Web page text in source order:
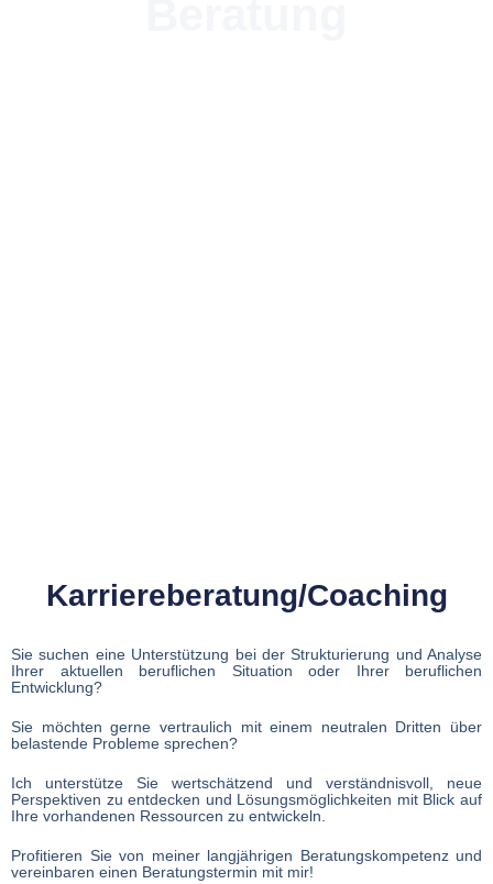
Karriereberatung/Coaching
Sie suchen eine Unterstützung bei der Strukturierung und Analyse
Ihrer aktuellen beruflichen Situation oder Ihrer beruflichen
Entwicklung?
Sie möchten gerne vertraulich mit einem neutralen Dritten über
belastende Probleme sprechen?
Ich unterstütze Sie wertschätzend und verständnisvoll, neue
Perspektiven zu entdecken und Lösungsmöglichkeiten mit Blick auf
Ihre vorhandenen Ressourcen zu entwickeln.
Profitieren Sie von meiner langjährigen Beratungskompetenz und
vereinbaren einen Beratungstermin mit mir!